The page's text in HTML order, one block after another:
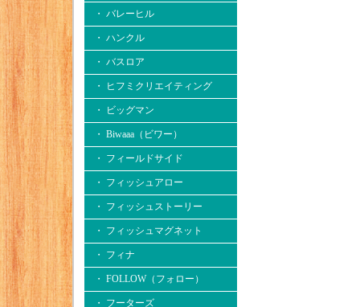
・ バレーヒル
・ ハンクル
・ バスロア
・ ヒフミクリエイティング
・ ビッグマン
・ Biwaaa（ビワー）
・ フィールドサイド
・ フィッシュアロー
・ フィッシュストーリー
・ フィッシュマグネット
・ フィナ
・ FOLLOW（フォロー）
・ フーターズ